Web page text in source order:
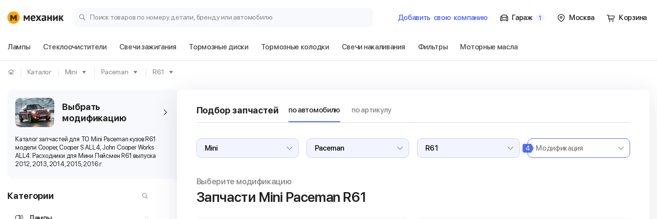
Поиск товаров по номеру детали, бренду или автомобилю Добавить свою компанию Гараж 1
Гараж
Москва Корзина
Лампы Стеклоочистители Свечи зажигания Тормозные диски Тормозные колодки Свечи накаливания Фильтры Моторные масла
Каталог Mini Paceman R61
Выбрать
модификацию
Каталог запчастей для ТО Mini Paceman кузов R61
модели Cooper, Cooper S ALL4, John Cooper Works
ALL4. Расходники для Мини Пейсмен R61 выпуска
2012, 2013, 2014, 2015, 2016 г.
Категории
Подбор запчастей по автомобилю по артикулу
4
Выберите модификацию
Запчасти Mini Paceman R61